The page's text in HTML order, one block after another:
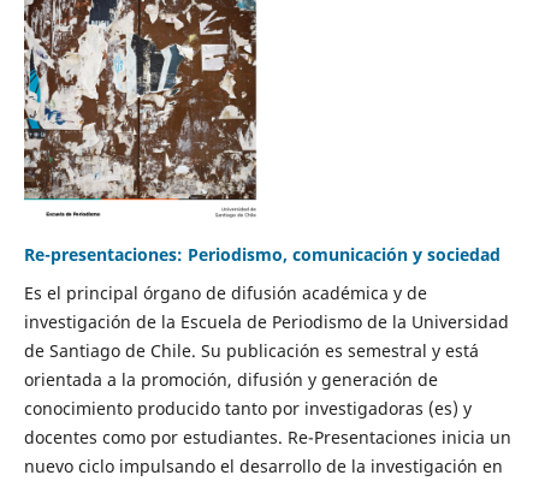
Re-presentaciones: Periodismo, comunicación y sociedad
Es el principal órgano de difusión académica y de
investigación de la Escuela de Periodismo de la Universidad
de Santiago de Chile. Su publicación es semestral y está
orientada a la promoción, difusión y generación de
conocimiento producido tanto por investigadoras (es) y
docentes como por estudiantes. Re-Presentaciones inicia un
nuevo ciclo impulsando el desarrollo de la investigación en